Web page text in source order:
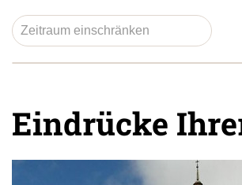
Eindrücke